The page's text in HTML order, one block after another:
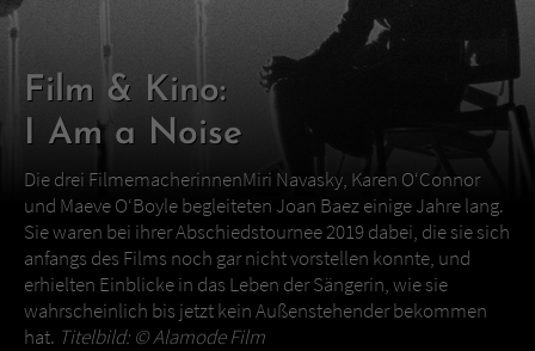
Film & Kino:
I Am a Noise
Die drei FilmemacherinnenMiri Navasky, Karen O‘Connor
und Maeve O‘Boyle begleiteten Joan Baez einige Jahre lang.
Sie waren bei ihrer Abschiedstournee 2019 dabei, die sie sich
anfangs des Films noch gar nicht vorstellen konnte, und
erhielten Einblicke in das Leben der Sängerin, wie sie
wahrscheinlich bis jetzt kein Außenstehender bekommen
hat. Titelbild: ©Alamode Film